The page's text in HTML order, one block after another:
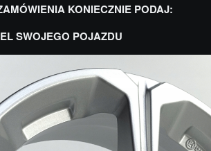
KONIECZNIE PODAJ:
SWOJEGO POJAZDU